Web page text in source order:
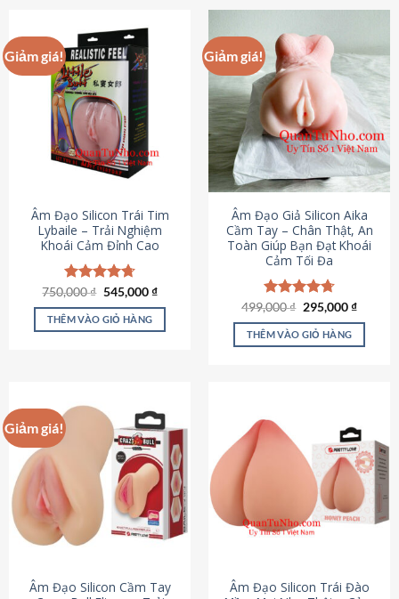
Giảm giá!
Âm Đạo Silicon Trái Tim
Lybaile – Trải Nghiệm
Khoái Cảm Đỉnh Cao
Được xếp
hạng4.70
5 sao
750,000₫ Giá
là:
750,000 ₫.
545,000₫Giá
tại
545,000 ₫.
THÊM VÀO GIỎ HÀNG
Giảm giá!
Âm Đạo Giả Silicon Aika
Cầm Tay – Chân Thật, An
Toàn Giúp Bạn Đạt Khoái
Cảm Tối Đa
Được xếp
hạng4.75
5 sao
499,000₫ Giá
là:
499,000 ₫.
295,000₫Giá
tại
THÊM VÀO GIỎ HÀNG
Giảm giá!
Âm Đạo Silicon Cầm Tay
Âm Đạo Silicon Trái Đào